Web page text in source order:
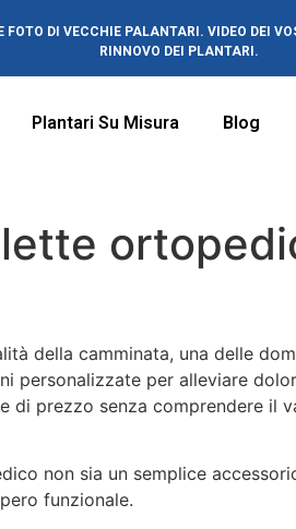
DI VECCHIE PALANTARI. VIDEO DEI
RINNOVO DEI PLANTARI.
Plantari Su Misura Blog
della camminata, una delle
personalizzate per alleviare
di prezzo senza comprendere il
non sia un semplice
funzionale.